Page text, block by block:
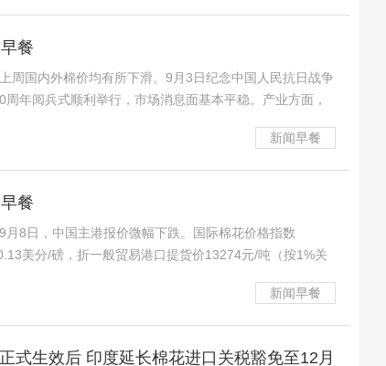
新闻早餐
餐
内外棉价均有所下滑。9月3日纪念中国人民抗日战争
年阅兵式顺利举行，市场消息面基本平稳。产业方面，
下滑走势。国际方面，本周四个交易日I
新闻早餐
餐
，中国主港报价微幅下跌。国际棉花价格指数
美分/磅，折一般贸易港口提货价13274元/吨（按1%关
贸易港口提货价
式生效后 印度延长棉花进口关税豁免至12月